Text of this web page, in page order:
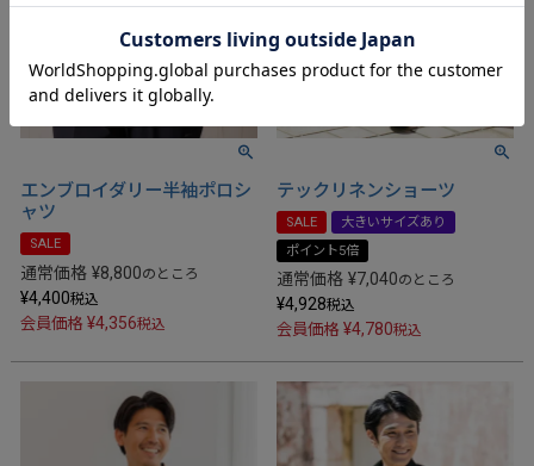
エンブロイダリー半袖ポロシ
ャツ
SALE
通常価格 ¥8,800のところ
¥4,400税込
会員価格 ¥4,356税込
テックリネンショーツ
SALE
大きいサイズあり
ポイント5倍
通常価格 ¥7,040のところ
¥4,928税込
会員価格 ¥4,780税込